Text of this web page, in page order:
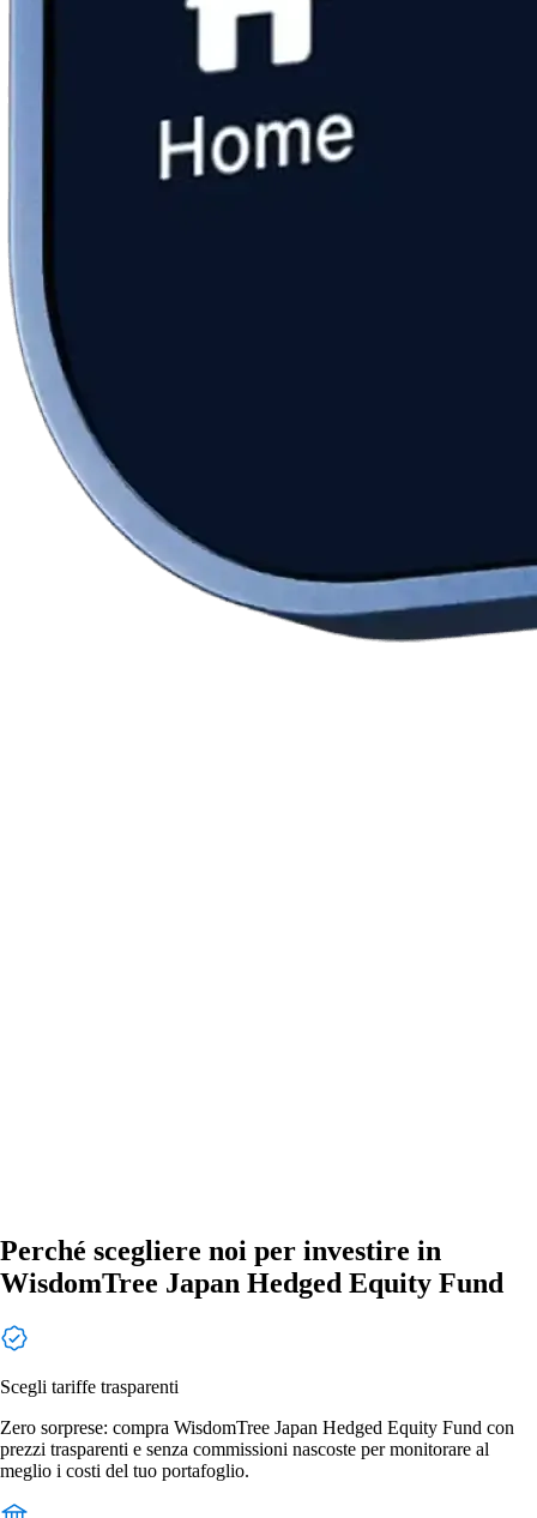
Perché scegliere noi per investire in
WisdomTree Japan Hedged Equity Fund
Scegli tariffe trasparenti
Zero sorprese: compra WisdomTree Japan Hedged Equity Fund con
prezzi trasparenti e senza commissioni nascoste per monitorare al
meglio i costi del tuo portafoglio.